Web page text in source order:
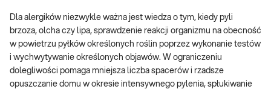
Dla alergików niezwykle ważna jest wiedza o tym, kiedy pyli
brzoza, olcha czy lipa, sprawdzenie reakcji organizmu na obecność
w powietrzu pyłków określonych roślin poprzez wykonanie testów
i wychwytywanie określonych objawów. W ograniczeniu
dolegliwości pomaga mniejsza liczba spacerów i rzadsze
opuszczanie domu w okresie intensywnego pylenia, spłukiwanie